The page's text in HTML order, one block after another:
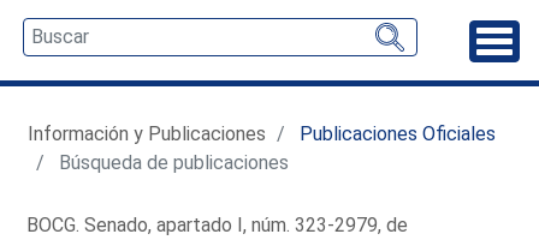
Información y Publicaciones
Publicaciones Oficiales
Búsqueda de publicaciones
BOCG. Senado, apartado I, núm. 323-2979, de